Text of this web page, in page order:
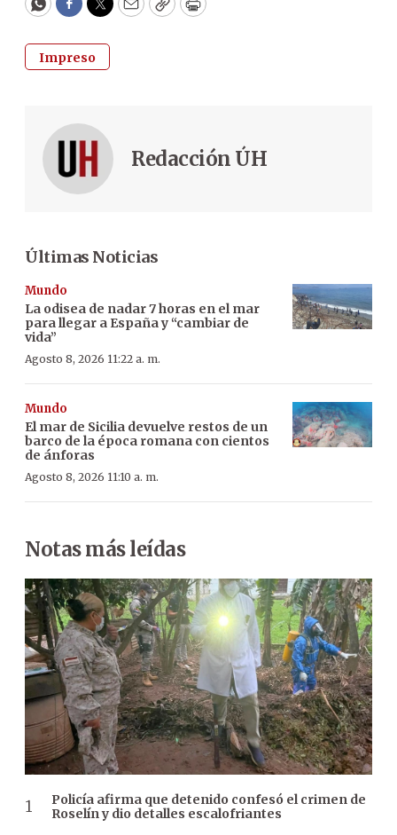
WhatsApp
Facebook
Twitter
EmailCopyPrint
Impreso
Redacción ÚH
Últimas Noticias
Mundo
La odisea de nadar 7 horas en el mar
para llegar a España y “cambiar de
vida”
Agosto 8, 2026 11:22 a. m.
Mundo
El mar de Sicilia devuelve restos de un
barco de la época romana con cientos
de ánforas
Agosto 8, 2026 11:10 a. m.
Notas más leídas
Policía afirma que detenido confesó el crimen de
Roselín y dio detalles escalofriantes